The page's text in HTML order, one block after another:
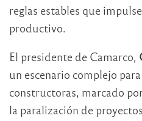
reglas estables que
productivo.
El presidente de Camarco,
un escenario complejo
constructoras, marcado
la paralización de